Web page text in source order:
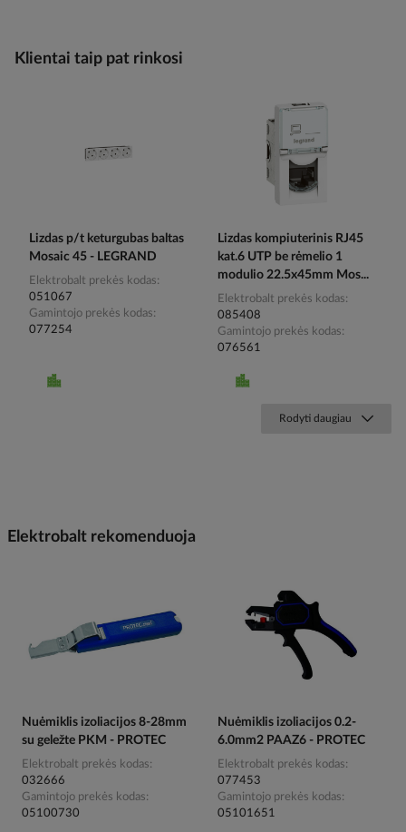
Klientai taip pat rinkosi
Lizdas p/t keturgubas baltas
Mosaic 45 - LEGRAND
Elektrobalt prekės kodas
051067
Gamintojo prekės kodas
077254
Lizdas kompiuterinis RJ45
kat.6 UTP be rėmelio 1
modulio 22.5x45mm Mos...
Elektrobalt prekės kodas
085408
Gamintojo prekės kodas
076561
Rodyti daugiau
Elektrobalt rekomenduoja
Nuėmiklis izoliacijos 8-28mm
su geležte PKM - PROTEC
Elektrobalt prekės kodas
032666
Gamintojo prekės kodas
05100730
Nuėmiklis izoliacijos 0.2-
6.0mm2 PAAZ6 - PROTEC
Elektrobalt prekės kodas
077453
Gamintojo prekės kodas
05101651